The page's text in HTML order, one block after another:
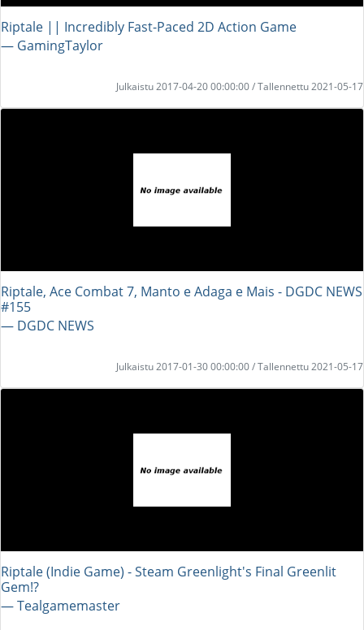
Riptale || Incredibly Fast-Paced 2D Action Game
― GamingTaylor
Julkaistu 2017-04-20 00:00:00 / Tallennettu 2021-05-17
Riptale, Ace Combat 7, Manto e Adaga e Mais - DGDC NEWS
#155
― DGDC NEWS
Julkaistu 2017-01-30 00:00:00 / Tallennettu 2021-05-17
Riptale (Indie Game) - Steam Greenlight's Final Greenlit
Gem!?
― Tealgamemaster